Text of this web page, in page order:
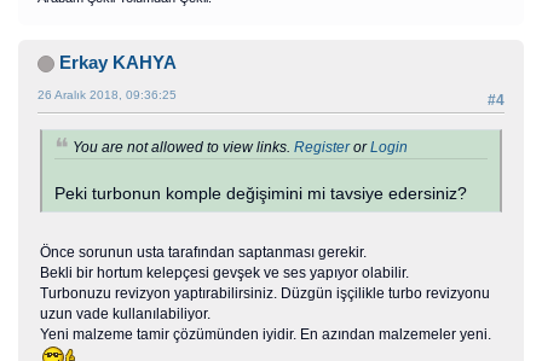
Erkay KAHYA
#4
26 Aralık 2018, 09:36:25
You are not allowed to view links. RegisterorLogin
Peki turbonun komple değişimini mi tavsiye edersiniz?
Önce sorunun usta tarafından saptanması gerekir.
Bekli bir hortum kelepçesi gevşek ve ses yapıyor olabilir.
Turbonuzu revizyon yaptırabilirsiniz. Düzgün işçilikle turbo revizyonu
uzun vade kullanılabiliyor.
Yeni malzeme tamir çözümünden iyidir. En azından malzemeler yeni.